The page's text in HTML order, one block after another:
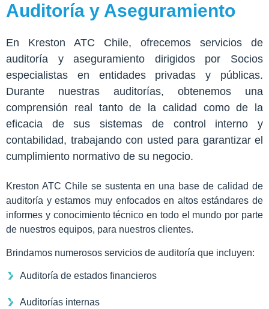
Auditoría y Aseguramiento
En Kreston ATC Chile, ofrecemos servicios de
auditoría y aseguramiento dirigidos por Socios
especialistas en entidades privadas y públicas.
Durante nuestras auditorías, obtenemos una
comprensión real tanto de la calidad como de la
eficacia de sus sistemas de control interno y
contabilidad, trabajando con usted para garantizar el
cumplimiento normativo de su negocio.
Kreston ATC Chile se sustenta en una base de calidad de
auditoría y estamos muy enfocados en altos estándares de
informes y conocimiento técnico en todo el mundo por parte
de nuestros equipos, para nuestros clientes.
Brindamos numerosos servicios de auditoría que incluyen:
Auditoría de estados financieros
Auditorías internas